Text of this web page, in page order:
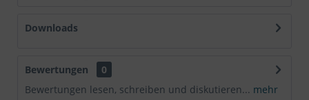
Downloads
Bewertungen
0
Bewertungen lesen, schreiben und diskutieren... mehr